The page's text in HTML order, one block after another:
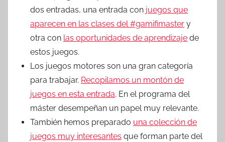
dos entradas, una entrada con juegos que
aparecen en las clases del #gamifimaster y
otra con las oportunidades de aprendizaje de
estos juegos.
Los juegos motores son una gran categoría
para trabajar. Recopilamos un montón de
juegos en esta entrada. En el programa del
máster desempeñan un papel muy relevante.
También hemos preparado una colección de
juegos muy interesantes que forman parte del